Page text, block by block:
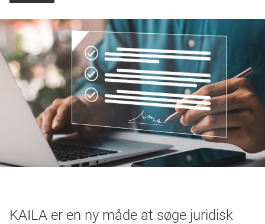
Pakker og priser
Undervisning
Om os
Bøger Login
KAILA er en ny måde at søge juridisk